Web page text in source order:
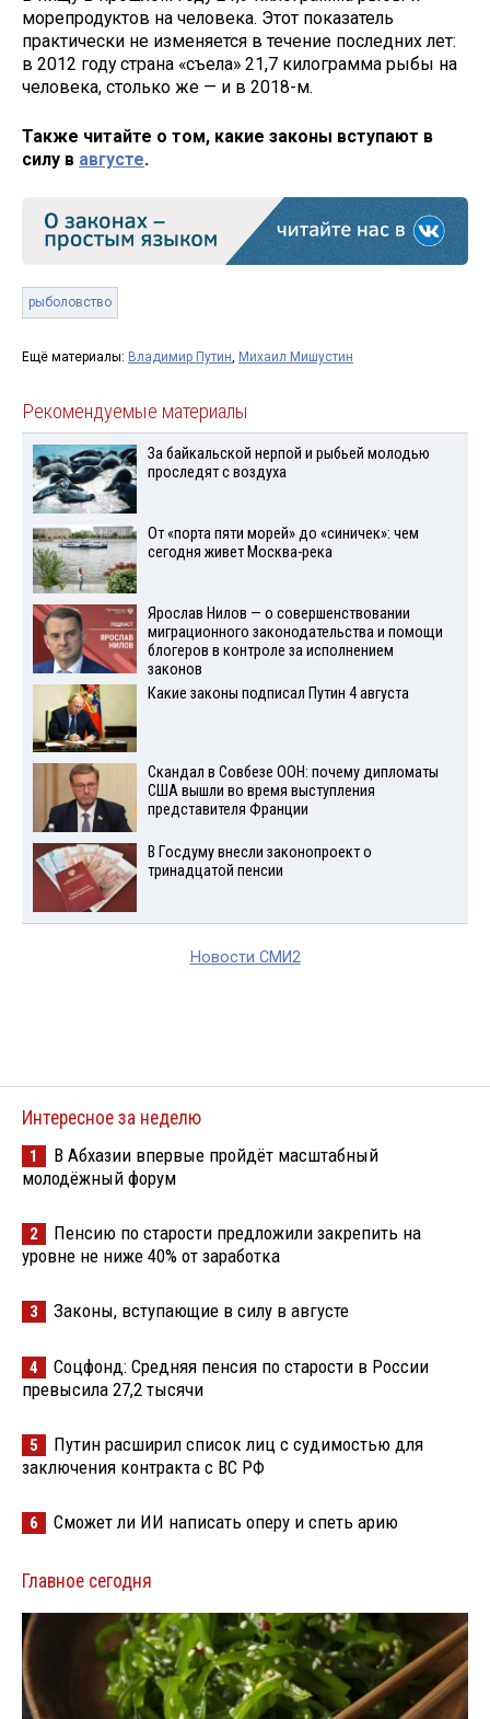
морепродуктов на человека. Этот показатель
практически не изменяется в течение последних лет:
в 2012 году страна «съела» 21,7 килограмма рыбы на
человека, столько же — и в 2018-м.
Также читайте о том, какие законы вступают в
силу в августе.
рыболовство
Ещё материалы: Владимир Путин, Михаил Мишустин
Рекомендуемые материалы
За байкальской нерпой и рыбьей молодью
проследят с воздуха
От «порта пяти морей» до «синичек»: чем
сегодня живет Москва-река
Ярослав Нилов — о совершенствовании
миграционного законодательства и помощи
блогеров в контроле за исполнением
законов
Какие законы подписал Путин 4 августа
Скандал в Совбезе ООН: почему дипломаты
США вышли во время выступления
представителя Франции
В Госдуму внесли законопроект о
тринадцатой пенсии
Новости СМИ2
Интересное за неделю
1
В Абхазии впервые пройдёт масштабный
молодёжный форум
2
Пенсию по старости предложили закрепить на
уровне не ниже 40% от заработка
3 Законы, вступающие в силу в августе
4
Соцфонд: Средняя пенсия по старости в России
превысила 27,2 тысячи
5
Путин расширил список лиц с судимостью для
заключения контракта с ВС РФ
6 Сможет ли ИИ написать оперу и спеть арию
Главное сегодня